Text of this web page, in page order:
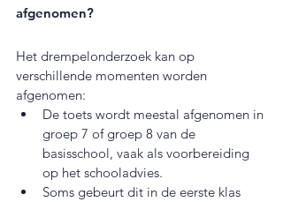
afgenomen?
Het drempelonderzoek kan op
verschillende momenten worden
afgenomen:
De toets wordt meestal afgenomen in
groep 7 of groep 8 van de
basisschool, vaak als voorbereiding
op het schooladvies.
Soms gebeurt dit in de eerste klas